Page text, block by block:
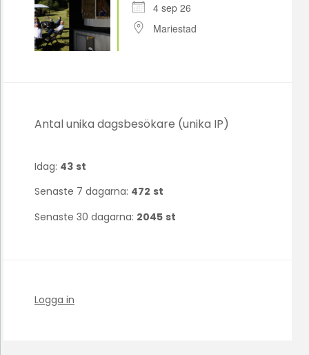
4 sep 26
Mariestad
Antal unika dagsbesökare (unika IP)
Idag: 43 st
Senaste 7 dagarna: 472 st
Senaste 30 dagarna: 2045 st
Logga in